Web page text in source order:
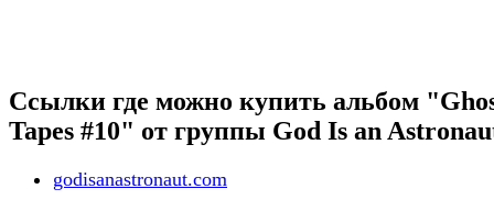
Ссылки где можно купить альбом
Tapes #10" от группы God Is an
godisanastronaut.com